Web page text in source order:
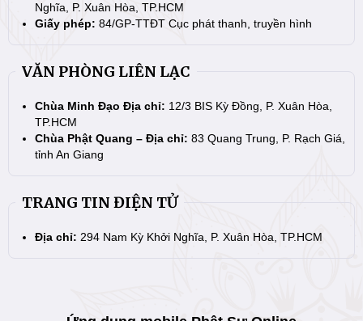
Nghĩa, P. Xuân Hòa, TP.HCM
Giấy phép: 84/GP-TTĐT Cục phát thanh, truyền hình
VĂN PHÒNG LIÊN LẠC
Chùa Minh Đạo Địa chỉ: 12/3 BIS Kỳ Đồng, P. Xuân Hòa,
TP.HCM
Chùa Phật Quang – Địa chỉ: 83 Quang Trung, P. Rạch Giá,
tỉnh An Giang
TRANG TIN ĐIỆN TỬ
Địa chỉ: 294 Nam Kỳ Khởi Nghĩa, P. Xuân Hòa, TP.HCM